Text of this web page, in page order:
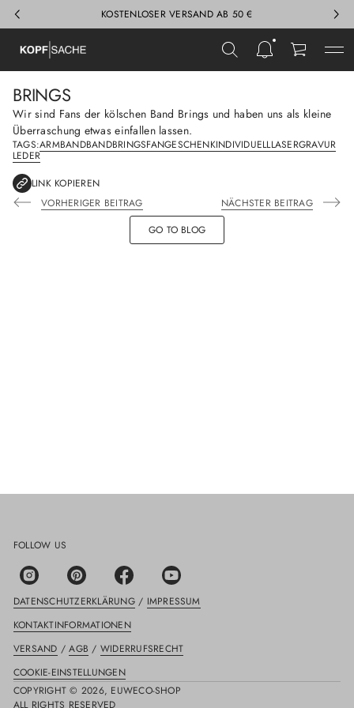
KOSTENLOSER VERSAND AB 50 €
BRINGS
Wir sind Fans der kölschen Band Brings und haben uns als kleine
Überraschung etwas einfallen lassen.
TAGS:ARMBANDBANDBRINGSFANGESCHENKINDIVIDUELLLASERGRAVUR
LEDER
LINK KOPIEREN
VORHERIGER BEITRAG
NÄCHSTER BEITRAG
GO TO BLOG
FOLLOW US
DATENSCHUTZERKLÄRUNG/ IMPRESSUM
KONTAKTINFORMATIONEN
VERSAND /AGB / WIDERRUFSRECHT
COOKIE-EINSTELLUNGEN
COPYRIGHT © 2026, EUWECO-SHOP
ALL RIGHTS RESERVED